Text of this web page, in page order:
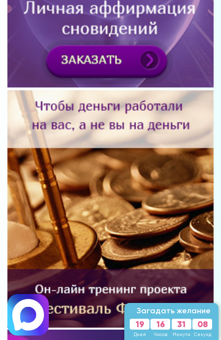
Загадать желание
19
Дней
16
Часов
31
Минута
06
Секунд